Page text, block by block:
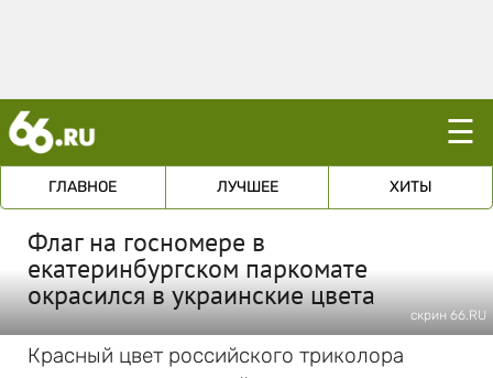
☰
ГЛАВНОЕ ЛУЧШЕЕ ХИТЫ
Флаг на госномере в
екатеринбургском паркомате
окрасился в украинские цвета
скрин 66.RU
Красный цвет российского триколора